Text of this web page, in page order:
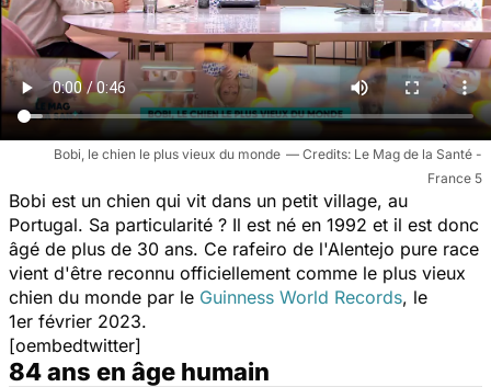
Bobi, le chien le plus vieux du monde
Le Mag de la Santé -
France 5
Bobi est un chien qui vit dans un petit village, au
Portugal. Sa particularité ? Il est né en 1992 et il est donc
âgé de plus de 30 ans. Ce rafeiro de l'Alentejo pure race
vient d'être reconnu officiellement comme le plus vieux
chien du monde par le Guinness World Records, le
1er février 2023.
[oembedtwitter]
84 ans en âge humain